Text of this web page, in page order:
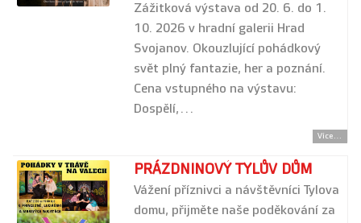
Zážitková výstava od 20. 6. do 1.
10. 2026 v hradní galerii Hrad
Svojanov. Okouzlující pohádkový
svět plný fantazie, her a poznání.
Cena vstupného na výstavu:
Dospělí,…
Více...
PRÁZDNINOVÝ TYLŮV DŮM
Vážení příznivci a návštěvníci Tylova
domu, přijměte naše poděkování za